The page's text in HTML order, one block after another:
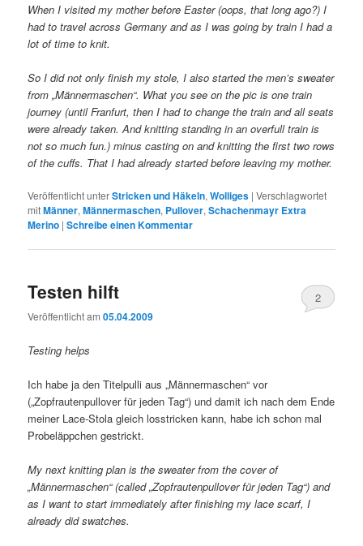
When I visited my mother before Easter (oops, that long ago?) I
had to travel across Germany and as I was going by train I had a
lot of time to knit.
So I did not only finish my stole, I also started the men’s sweater
from „Männermaschen“. What you see on the pic is one train
journey (until Franfurt, then I had to change the train and all seats
were already taken. And knitting standing in an overfull train is
not so much fun.) minus casting on and knitting the first two rows
of the cuffs. That I had already started before leaving my mother.
Veröffentlicht unterStricken und Häkeln,Wolliges |Verschlagwortet
mitMänner,Männermaschen, Pullover,Schachenmayr Extra
Merino |Schreibe einen Kommentar
Testen hilft
Veröffentlicht am05.04.2009
2
Testing helps
Ich habe ja den Titelpulli aus „Männermaschen“ vor
(„Zopfrautenpullover für jeden Tag“) und damit ich nach dem Ende
meiner Lace-Stola gleich losstricken kann, habe ich schon mal
Probeläppchen gestrickt.
My next knitting plan is the sweater from the cover of
„Männermaschen“ (called „Zopfrautenpullover für jeden Tag“) and
as I want to start immediately after finishing my lace scarf, I
already did swatches.